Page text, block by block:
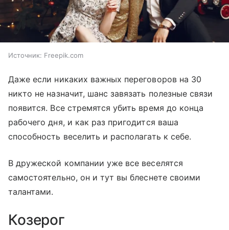
Источник: Freepik.com
Даже если никаких важных переговоров на 30
никто не назначит, шанс завязать полезные связи
появится. Все стремятся убить время до конца
рабочего дня, и как раз пригодится ваша
способность веселить и располагать к себе.
В дружеской компании уже все веселятся
самостоятельно, он и тут вы блеснете своими
талантами.
Козерог